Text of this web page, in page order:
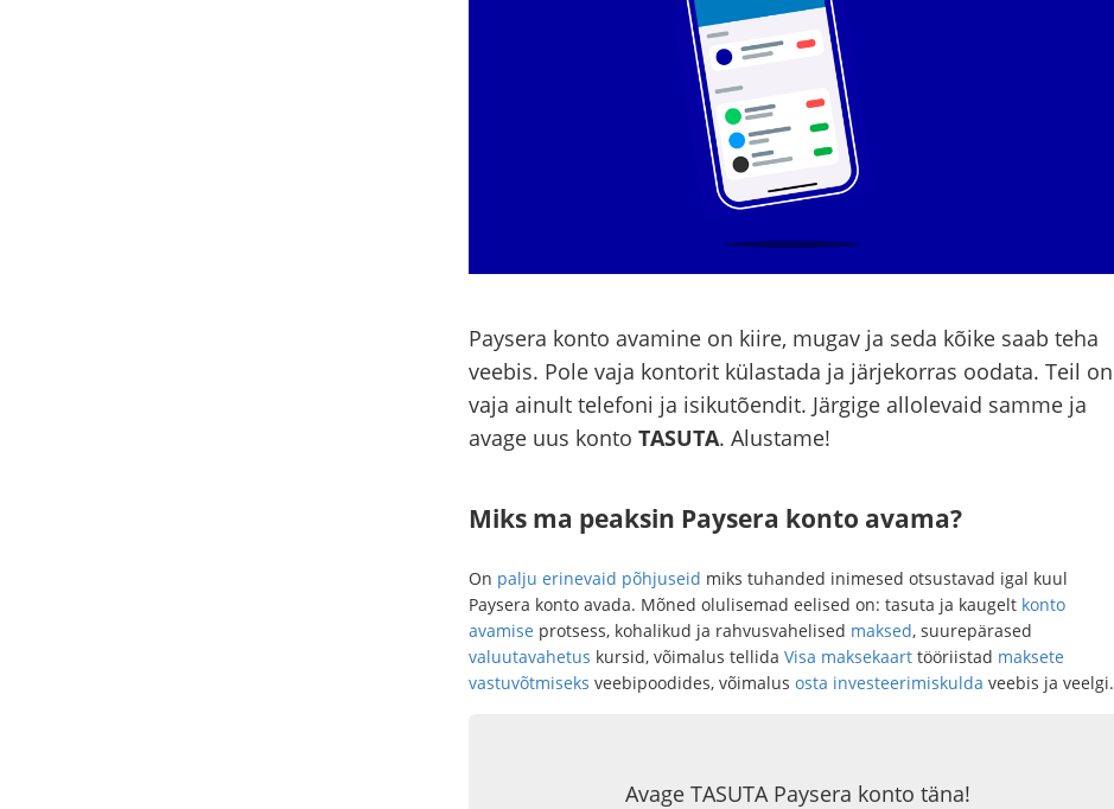
Paysera konto avamine on kiire, mugav ja seda kõike saab teha
veebis. Pole vaja kontorit külastada ja järjekorras oodata. Teil on
vaja ainult telefoni ja isikutõendit. Järgige allolevaid samme ja
avage uus konto TASUTA. Alustame!
Miks ma peaksin Paysera konto avama?
On palju erinevaid põhjuseid miks tuhanded inimesed otsustavad igal kuul
Paysera konto avada. Mõned olulisemad eelised on: tasuta ja kaugelt konto
avamise protsess, kohalikud ja rahvusvahelised maksed, suurepärased
valuutavahetus kursid, võimalus tellida Visa maksekaarttööriistad maksete
vastuvõtmiseks veebipoodides, võimalus osta investeerimiskulda veebis ja veelgi.
Avage TASUTA Paysera konto täna!